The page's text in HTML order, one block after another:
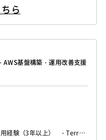
子計算機暗号（PQC）といっ
...
ら
AWS基盤構築・運用改善支援
用経験（3年以上） ・Terraf